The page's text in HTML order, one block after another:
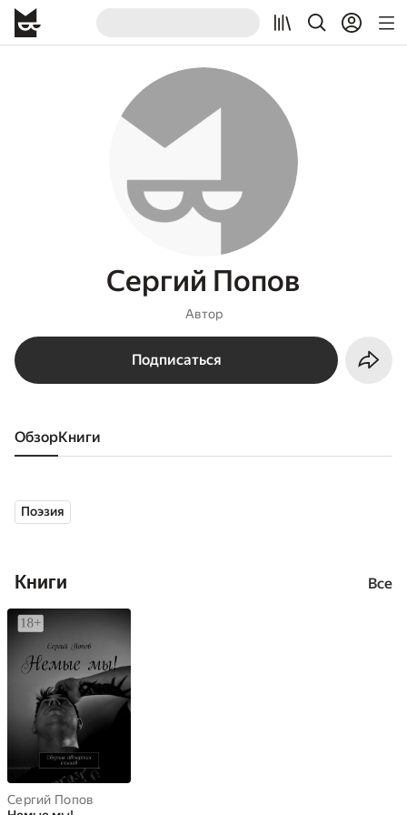
Сергий Попов
Автор
Подписаться
Обзор книги
Поэзия
Книги Все
Сергий Попов